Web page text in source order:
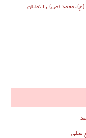
محمد (ص) را نمایان
محلی